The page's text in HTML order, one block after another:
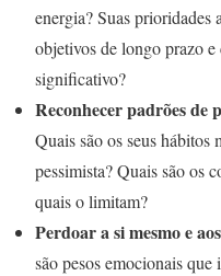
energia? Suas prioridades
objetivos de longo prazo
significativo?
Reconhecer padrões de
Quais são os seus hábitos
pessimista? Quais são os
quais o limitam?
Perdoar a si mesmo e
são pesos emocionais